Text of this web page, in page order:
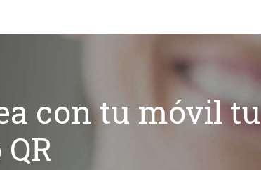
con tu móvil tu